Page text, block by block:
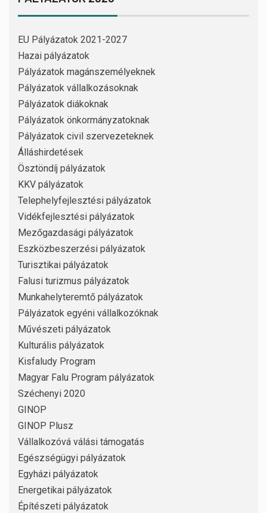
EU Pályázatok 2021-2027
Hazai pályázatok
Pályázatok magánszemélyeknek
Pályázatok vállalkozásoknak
Pályázatok diákoknak
Pályázatok önkormányzatoknak
Pályázatok civil szervezeteknek
Álláshirdetések
Ösztöndíj pályázatok
KKV pályázatok
Telephelyfejlesztési pályázatok
Vidékfejlesztési pályázatok
Mezőgazdasági pályázatok
Eszközbeszerzési pályázatok
Turisztikai pályázatok
Falusi turizmus pályázatok
Munkahelyteremtő pályázatok
Pályázatok egyéni vállalkozóknak
Művészeti pályázatok
Kulturális pályázatok
Kisfaludy Program
Magyar Falu Program pályázatok
Széchenyi 2020
GINOP
GINOP Plusz
Vállalkozóvá válási támogatás
Egészségügyi pályázatok
Egyházi pályázatok
Energetikai pályázatok
Építészeti pályázatok